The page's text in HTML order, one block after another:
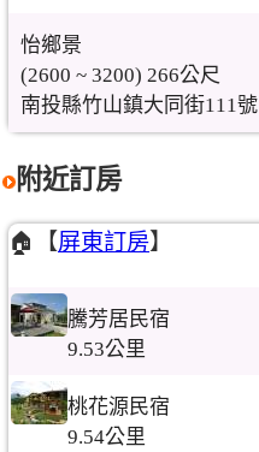
怡鄉景
(2600 ~ 3200) 266公尺
南投縣竹山鎮大同街111號
附近訂房
🏠【屏東訂房】
騰芳居民宿
9.53公里
桃花源民宿
9.54公里